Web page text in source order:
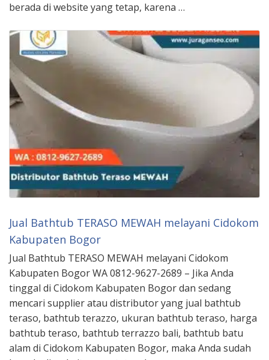
berada di website yang tetap, karena …
Jual Bathtub TERASO MEWAH melayani Cidokom
Kabupaten Bogor
Jual Bathtub TERASO MEWAH melayani Cidokom
Kabupaten Bogor WA 0812-9627-2689 – Jika Anda
tinggal di Cidokom Kabupaten Bogor dan sedang
mencari supplier atau distributor yang jual bathtub
teraso, bathtub terazzo, ukuran bathtub teraso, harga
bathtub teraso, bathtub terrazzo bali, bathtub batu
alam di Cidokom Kabupaten Bogor, maka Anda sudah